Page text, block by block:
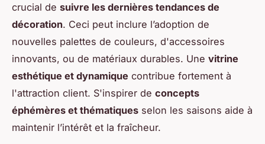
crucial de suivre les dernières tendances de
décoration. Ceci peut inclure l’adoption de
nouvelles palettes de couleurs, d'accessoires
innovants, ou de matériaux durables. Une vitrine
esthétique et dynamique contribue fortement à
l'attraction client. S'inspirer de concepts
éphémères et thématiques selon les saisons aide à
maintenir l’intérêt et la fraîcheur.